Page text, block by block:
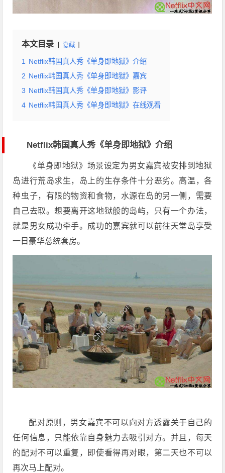
本文目录 隐藏
1 Netflix韩国真人秀《单身即地狱》介绍
2 Netflix韩国真人秀《单身即地狱》嘉宾
3 Netflix韩国真人秀《单身即地狱》影评
4 Netflix韩国真人秀《单身即地狱》在线观看
Netflix韩国真人秀《单身即地狱》介绍
《单身即地狱》场景设定为男女嘉宾被安排到地狱
岛进行荒岛求生，岛上的生存条件十分恶劣。高温，各
种虫子，有限的物资和食物，水源在岛的另一侧，需要
自己去取。想要离开这地狱般的岛屿，只有一个办法，
就是男女成功牵手。成功的嘉宾就可以前往天堂岛享受
一日豪华总统套房。
配对原则，男女嘉宾不可以向对方透露关于自己的
任何信息，只能依靠自身魅力去吸引对方。并且，每天
的配对不可以重复，即使看得再对眼，第二天也不可以
再次马上配对。